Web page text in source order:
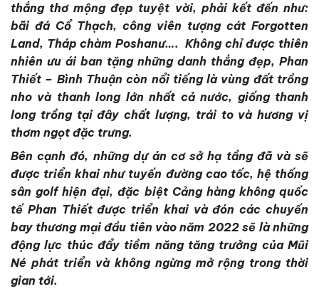
thắng thơ mộng đẹp tuyệt vời, phải kết đến như:
bãi đá Cổ Thạch, công viên tượng cát Forgotten
Land, Tháp chàm Poshanư…. Không chỉ được thiên
nhiên ưu ái ban tặng những danh thắng đẹp, Phan
Thiết – Bình Thuận còn nổi tiếng là vùng đất trồng
nho và thanh long lớn nhất cả nước, giống thanh
long trồng tại đây chất lượng, trái to và hương vị
thơm ngọt đặc trưng.
Bên cạnh đó, những dự án cơ sở hạ tầng đã và sẽ
được triển khai như tuyến đường cao tốc, hệ thống
sân golf hiện đại, đặc biệt Cảng hàng không quốc
tế Phan Thiết được triển khai và đón các chuyến
bay thương mại đầu tiên vào năm 2022 sẽ là những
động lực thúc đẩy tiềm năng tăng trưởng của Mũi
Né phát triển và không ngừng mở rộng trong thời
gian tới.